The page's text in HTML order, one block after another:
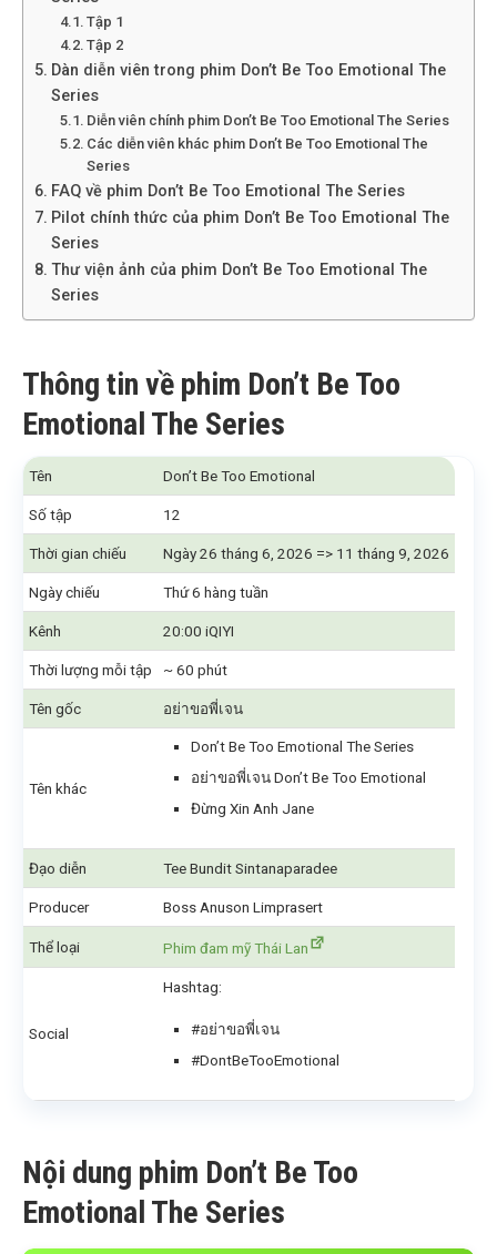
Tập 1
Tập 2
Dàn diễn viên trong phim Don’t Be Too Emotional The
Series
Diễn viên chính phim Don’t Be Too Emotional The Series
Các diễn viên khác phim Don’t Be Too Emotional The
Series
FAQ về phim Don’t Be Too Emotional The Series
Pilot chính thức của phim Don’t Be Too Emotional The
Series
Thư viện ảnh của phim Don’t Be Too Emotional The
Series
Thông tin về phim Don’t Be Too
Emotional The Series
Tên Don’t Be Too Emotional
Số tập 12
Thời gian chiếu Ngày 26 tháng 6, 2026 => 11 tháng 9, 2026
Ngày chiếu Thứ 6 hàng tuần
Kênh 20:00 iQIYI
Thời lượng mỗi tập ~ 60 phút
Tên gốc อย่าขอพี่เจน
Tên khác
Don’t Be Too Emotional The Series
อย่าขอพี่เจน Don’t Be Too Emotional
Đừng Xin Anh Jane
Đạo diễn Tee Bundit Sintanaparadee
Producer Boss Anuson Limprasert
Thể loại Phim đam mỹ Thái Lan
Social
Hashtag:
#อย่าขอพี่เจน
#DontBeTooEmotional
Nội dung phim Don’t Be Too
Emotional The Series